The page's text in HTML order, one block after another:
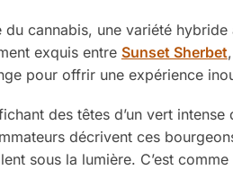
cannabis, une variété
exquis entre Sunset Sherbet,
pour offrir une expérience
des têtes d’un vert
décrivent ces
sous la lumière. C’est